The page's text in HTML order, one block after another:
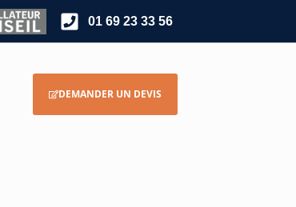
01 69 23 33 56
DEMANDER UN DEVIS